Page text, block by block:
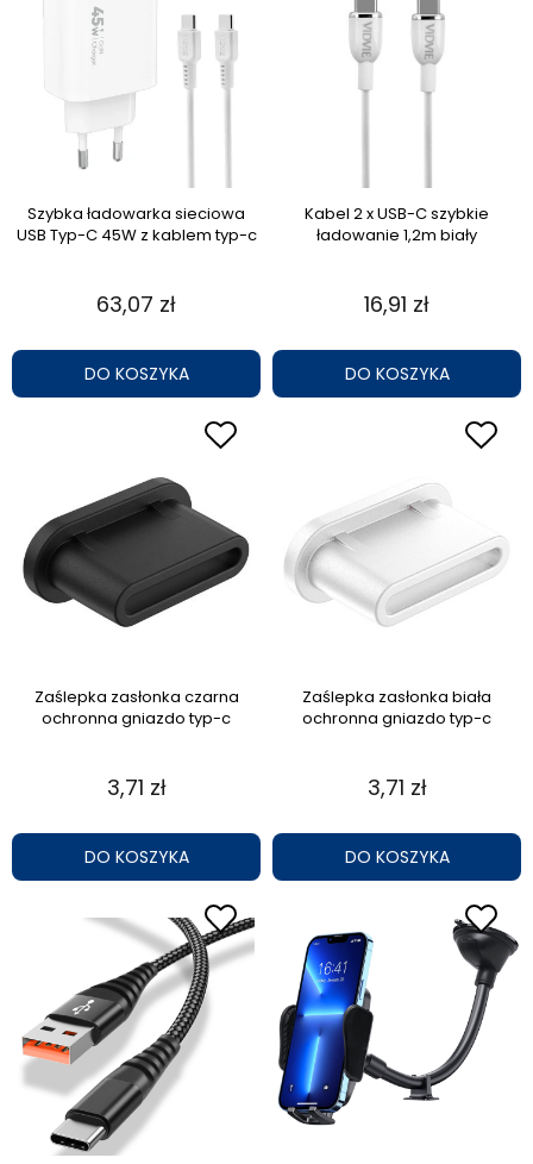
Szybka ładowarka sieciowa
USB Typ-C 45W z kablem typ-c
63,07 zł
DO KOSZYKA
Kabel 2 x USB-C szybkie
ładowanie 1,2m biały
16,91 zł
DO KOSZYKA
Zaślepka zasłonka czarna
ochronna gniazdo typ-c
3,71 zł
DO KOSZYKA
Zaślepka zasłonka biała
ochronna gniazdo typ-c
3,71 zł
DO KOSZYKA